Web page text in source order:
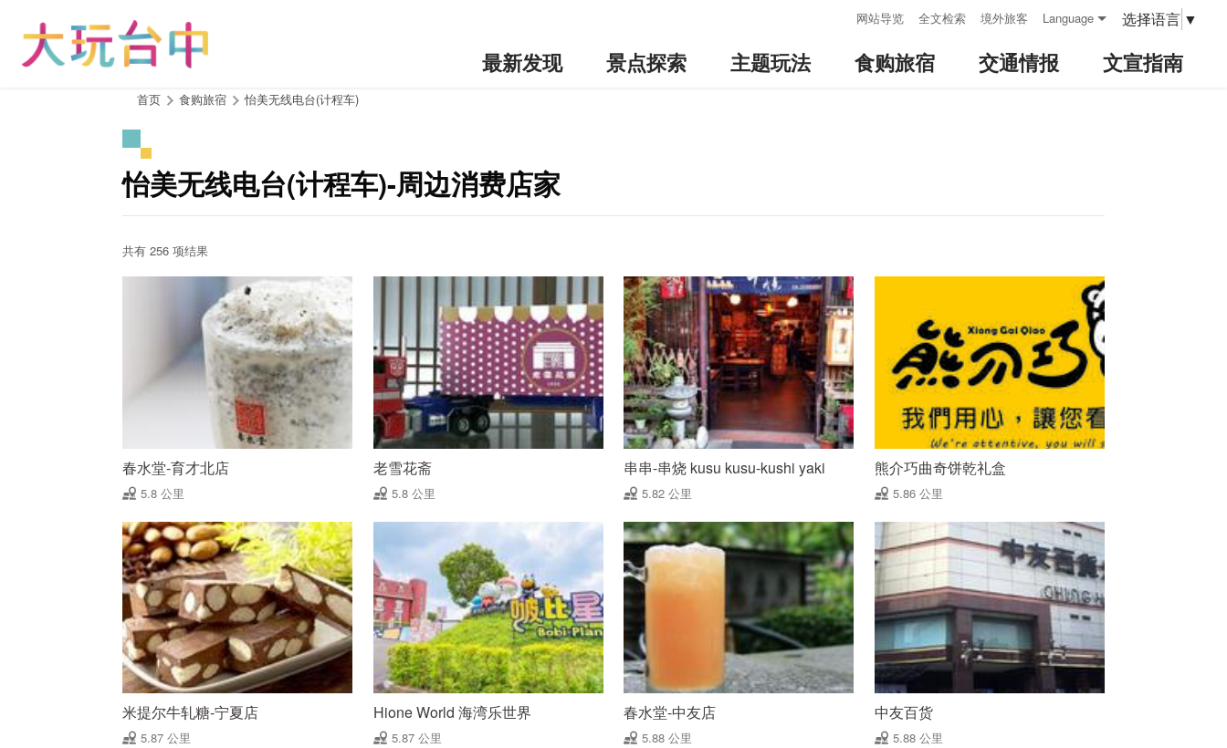
网站导览 全文检索 境外旅客 Language 选择语言 ▼
最新发现 景点探索 主题玩法 食购旅宿 交通情报 文宣指南
首页 食购旅宿 怡美无线电台(计程车)
怡美无线电台(计程车)-周边消费店家
共有 256 项结果
春水堂-育才北店
5.8 公里
老雪花斋
5.8 公里
串串-串烧 kusu kusu-kushi yaki
5.82 公里
熊介巧曲奇饼乾礼盒
5.86 公里
米提尔牛轧糖-宁夏店
5.87 公里
Hione World 海湾乐世界
5.87 公里
春水堂-中友店
5.88 公里
中友百货
5.88 公里